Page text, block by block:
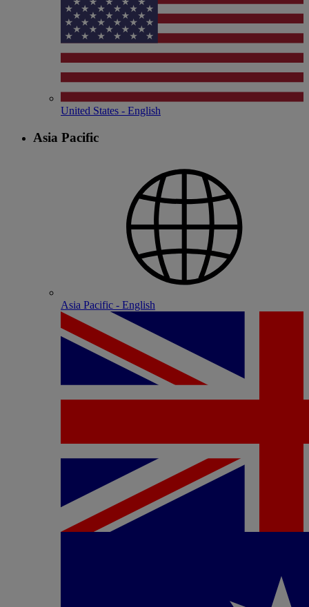
United States - English
Asia Pacific
Asia Pacific - English